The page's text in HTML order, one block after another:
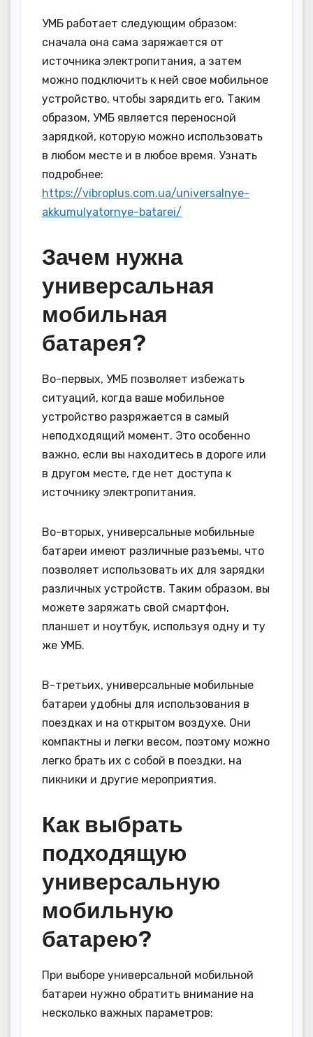
УМБ работает следующим образом:
сначала она сама заряжается от
источника электропитания, а затем
можно подключить к ней свое мобильное
устройство, чтобы зарядить его. Таким
образом, УМБ является переносной
зарядкой, которую можно использовать
в любом месте и в любое время. Узнать
подробнее:
https://vibroplus.com.ua/universalnye-
akkumulyatornye-batarei/
Зачем нужна
универсальная
мобильная
батарея?
Во-первых, УМБ позволяет избежать
ситуаций, когда ваше мобильное
устройство разряжается в самый
неподходящий момент. Это особенно
важно, если вы находитесь в дороге или
в другом месте, где нет доступа к
источнику электропитания.
Во-вторых, универсальные мобильные
батареи имеют различные разъемы, что
позволяет использовать их для зарядки
различных устройств. Таким образом, вы
можете заряжать свой смартфон,
планшет и ноутбук, используя одну и ту
же УМБ.
В-третьих, универсальные мобильные
батареи удобны для использования в
поездках и на открытом воздухе. Они
компактны и легки весом, поэтому можно
легко брать их с собой в поездки, на
пикники и другие мероприятия.
Как выбрать
подходящую
универсальную
мобильную
батарею?
При выборе универсальной мобильной
батареи нужно обратить внимание на
несколько важных параметров: